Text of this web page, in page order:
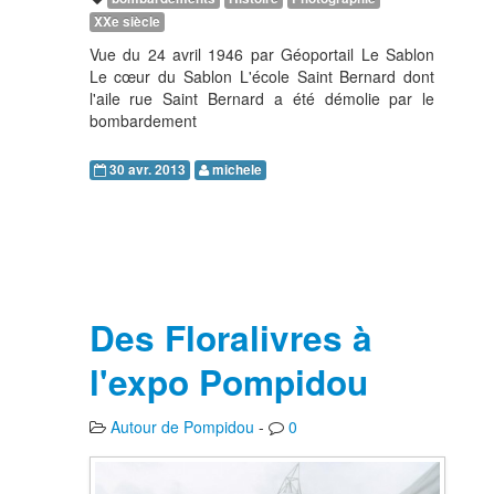
XXe siècle
Vue du 24 avril 1946 par Géoportail Le Sablon
Le cœur du Sablon L'école Saint Bernard dont
l'aile rue Saint Bernard a été démolie par le
bombardement
30 avr. 2013 michele
Des Floralivres à
l'expo Pompidou
Autour de Pompidou - 0